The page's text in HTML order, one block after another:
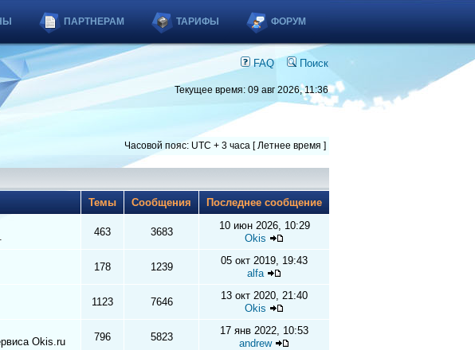
ПАРТНЕРАМ ТАРИФЫ ФОРУМ
FAQ Поиск
Текущее время: 09 авг 2026, 11:36
Часовой пояс: UTC + 3 часа [ Летнее время ]
Темы Сообщения Последнее сообщение
463 3683
10 июн 2026, 10:29
Okis
178 1239
05 окт 2019, 19:43
alfa
1123 7646
13 окт 2020, 21:40
Okis
Okis.ru 796 5823
17 янв 2022, 10:53
andrew